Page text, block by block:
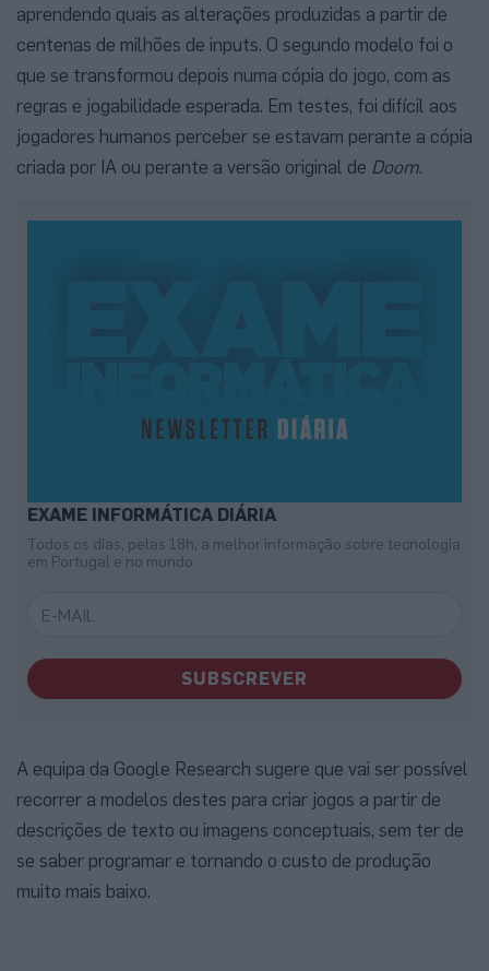
aprendendo quais as alterações produzidas a partir de
centenas de milhões de inputs. O segundo modelo foi o
que se transformou depois numa cópia do jogo, com as
regras e jogabilidade esperada. Em testes, foi difícil aos
jogadores humanos perceber se estavam perante a cópia
criada por IA ou perante a versão original de Doom.
EXAME INFORMÁTICA DIÁRIA
Todos os dias, pelas 18h, a melhor informação sobre tecnologia
em Portugal e no mundo
SUBSCREVER
A equipa da Google Research sugere que vai ser possível
recorrer a modelos destes para criar jogos a partir de
descrições de texto ou imagens conceptuais, sem ter de
se saber programar e tornando o custo de produção
muito mais baixo.